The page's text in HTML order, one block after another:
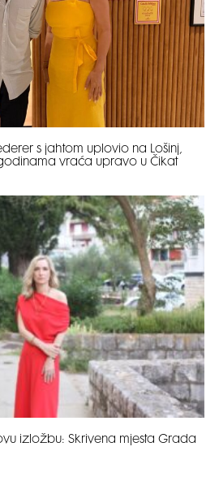
s jahtom uplovio na Lošinj,
vraća upravo u Čikat
izložbu: Skrivena mjesta Grada